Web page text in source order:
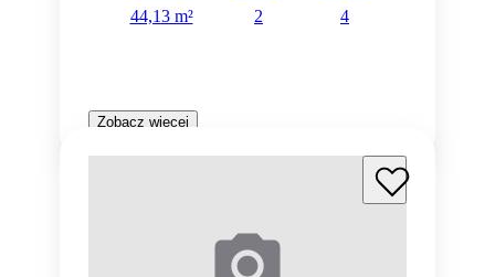
44,13 m²
2
4
Zobacz więcej